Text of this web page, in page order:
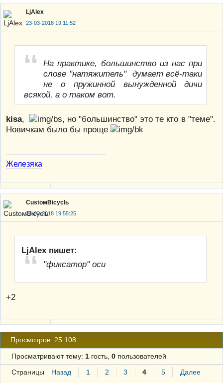
LjAlex
23-03-2018 19:11:52
На практике, большинство из нас при
слове "натяжитель" думает всё-таки
не о пружинной вынужденной дичи
всякой, а о таком вот.
kisa,
, но "большинство" это те кто в "теме".
Новичкам было бы проще
Железяка
CustoмBicyclь
23-03-2018 19:55:25
LjAlex пишет:
"фиксатор" оси
+2
Просмотров: 25 108
Просматривают тему: 1гость, 0пользователей
Страницы Назад 1 2 3 4 5
Далее